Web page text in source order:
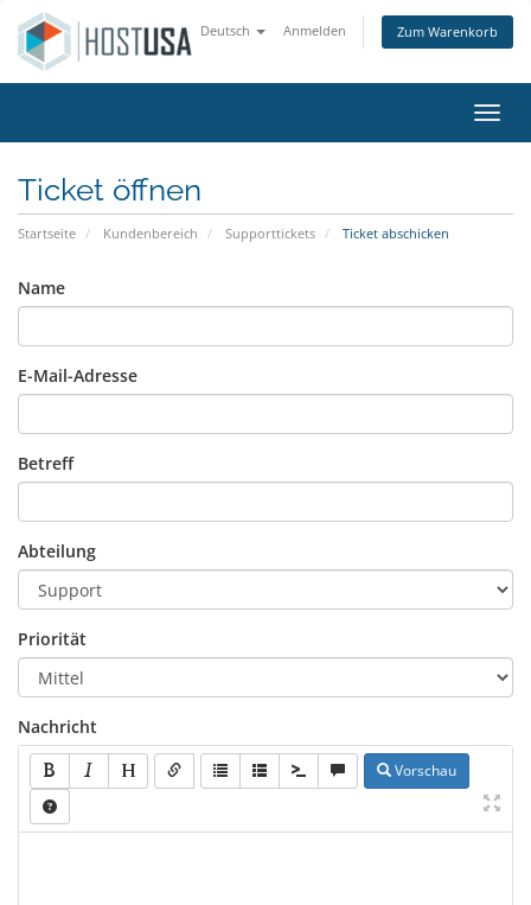
Deutsch Anmelden Zum Warenkorb
Ticket öffnen
Startseite Kundenbereich Supporttickets Ticket abschicken
Name
E-Mail-Adresse
Betreff
Abteilung
Priorität
Nachricht
Vorschau